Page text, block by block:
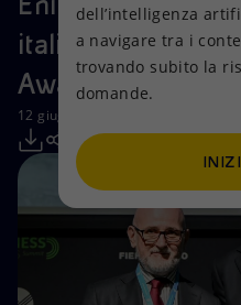
Mission e valori
Persone e Partnership
Net Zero
Modello satellitare
Energia accessibile
Diversificazione
Tecnologie per la
Collaborazioni per
Attività nel mondo
Casa
Imprese
Mobilità
italiana degli “EY
Awards”
12 giugno 2024 - 10:00 CEST
dell’intelligenza
a navigare tra i
trovando subito la
domande.